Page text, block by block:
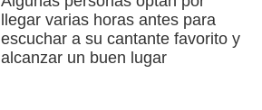
llegar varias horas antes para
escuchar a su cantante favorito y
alcanzar un buen lugar